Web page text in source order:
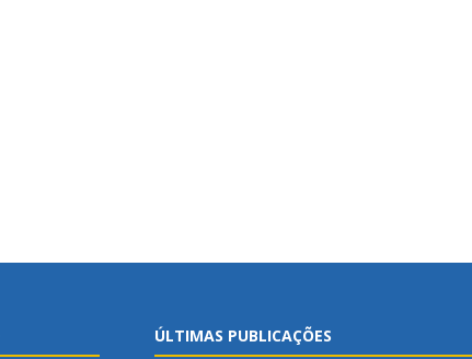
ÚLTIMAS PUBLICAÇÕES